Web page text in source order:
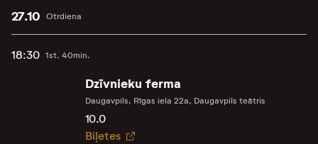
Otrdiena
27.10
18:30 1st. 40min.
Dzīvnieku ferma
Daugavpils, Rīgas iela 22a, Daugavpils teātris
10.0
Biļetes